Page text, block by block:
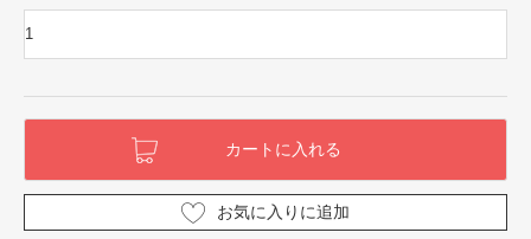
お気に入りに追加